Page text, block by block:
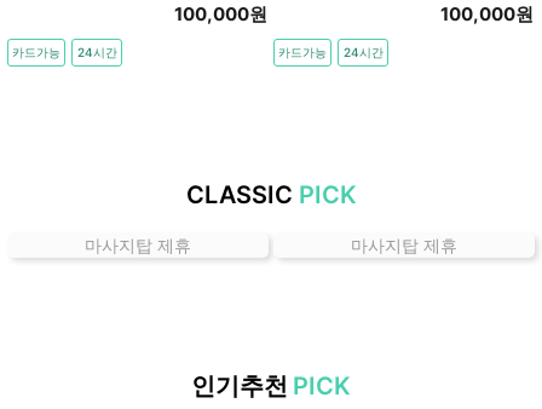
폼
마
100,000원
카드가능 24시간
100,000원
카드가능 24시간
CLASSIC PICK
마사지탑 제휴 마사지탑 제휴
인기추천 PICK